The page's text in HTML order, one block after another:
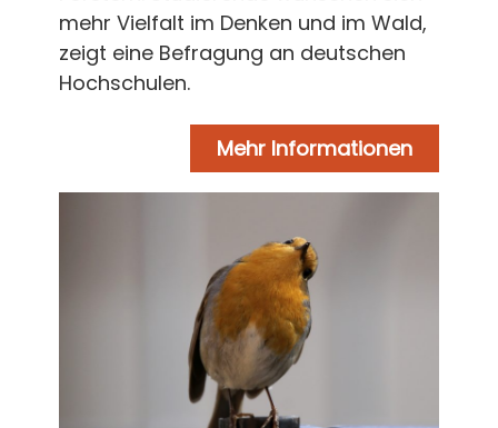
mehr Vielfalt im Denken und im Wald,
zeigt eine Befragung an deutschen
Hochschulen.
Mehr Informationen